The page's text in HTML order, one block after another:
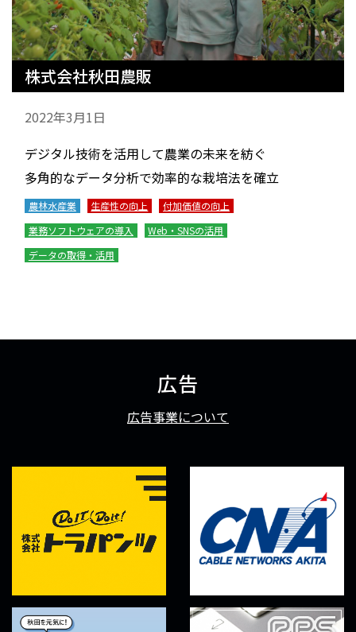
株式会社秋田農販
2022年3月1日
デジタル技術を活用して農業の未来を紡ぐ
多角的なデータ分析で効率的な栽培法を確立
農林水産業 生産性の向上
付加価値の向上
業務ソフトウェアの導入
Web・SNSの活用
データの取得・活用
広告
広告事業について